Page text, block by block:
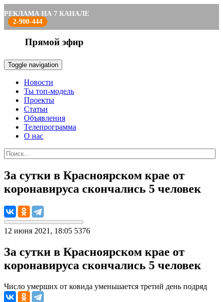
РЕКЛАМА НА 7 КАНАЛЕ
2-900-444
Прямой эфир
Toggle navigation
Новости
Ты топ-модель
Проекты
Статьи
Объявления
Телепрограмма
О нас
За сутки в Красноярском крае от
коронавируса скончались 5 человек
12 июня 2021, 18:05 5376
За сутки в Красноярском крае от
коронавируса скончались 5 человек
Число умерших от ковида уменьшается третий день подряд